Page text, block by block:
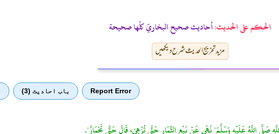
الحكم على الحديث:أحاديث صحيح البخاريّ كلّها صحيحة
مزید تخریج الحدیث شرح دیکھیں
Report Error باب احادیث (3)
صَلَّى اللَّهُ عَلَيْهِ وَسَلَّمَ" نَهَى عَنْ بَيْعِ الثِّمَارِ حَتَّى تُزْهِيَ، قَالَ حَتَّى تَحْمَارَّ".